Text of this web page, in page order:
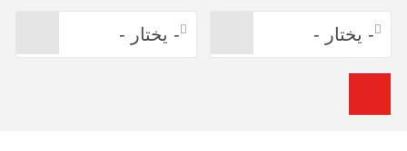
- يختار - - يختار -